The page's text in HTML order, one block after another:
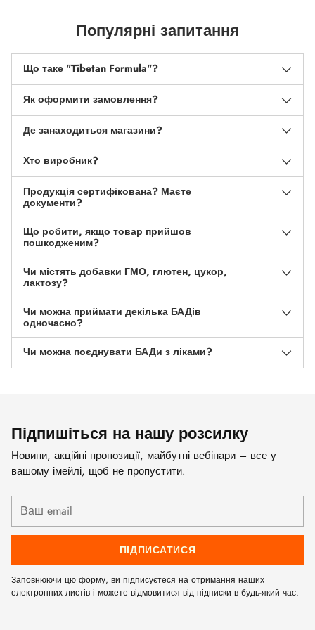
Популярні запитання
Що таке "Tibetan Formula"?
Як оформити замовлення?
Де занаходиться магазини?
Хто виробник?
Продукція сертифікована? Маєте
документи?
Що робити, якщо товар прийшов
пошкодженим?
Чи містять добавки ГМО, глютен, цукор,
лактозу?
Чи можна приймати декілька БАДів
одночасно?
Чи можна поєднувати БАДи з ліками?
Підпишіться на нашу розсилку
Новини, акційні пропозиції, майбутні вебінари – все у
вашому імейлі, щоб не пропустити.
Ваш
email
ПІДПИСАТИСЯ
Заповнюючи цю форму, ви підписуєтеся на отримання наших
електронних листів і можете відмовитися від підписки в будь-який час.